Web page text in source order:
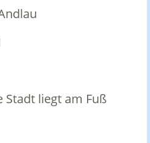
Stadt liegt am Fuß